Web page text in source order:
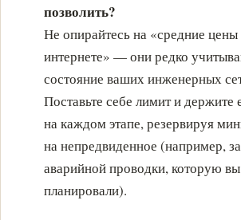
позволить?
Не опирайтесь на «средние цены
интернете» — они редко
состояние ваших инженерных
Поставьте себе лимит и держите
на каждом этапе, резервируя
на непредвиденное (например,
аварийной проводки, которую
планировали).